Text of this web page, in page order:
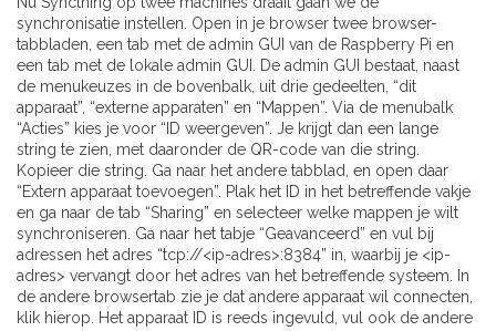
synchronisatie instellen. Open in je browser twee browser-
tabbladen, een tab met de admin GUI van de Raspberry Pi en
een tab met de lokale admin GUI. De admin GUI bestaat, naast
de menukeuzes in de bovenbalk, uit drie gedeelten, “dit
apparaat”, “externe apparaten” en “Mappen”. Via de menubalk
“Acties” kies je voor “ID weergeven”. Je krijgt dan een lange
string te zien, met daaronder de QR-code van die string.
Kopieer die string. Ga naar het andere tabblad, en open daar
“Extern apparaat toevoegen”. Plak het ID in het betreffende vakje
en ga naar de tab “Sharing” en selecteer welke mappen je wilt
synchroniseren. Ga naar het tabje “Geavanceerd” en vul bij
adressen het adres “tcp://<ip-adres>:8384” in, waarbij je <ip-
adres> vervangt door het adres van het betreffende systeem. In
de andere browsertab zie je dat andere apparaat wil connecten,
klik hierop. Het apparaat ID is reeds ingevuld, vul ook de andere